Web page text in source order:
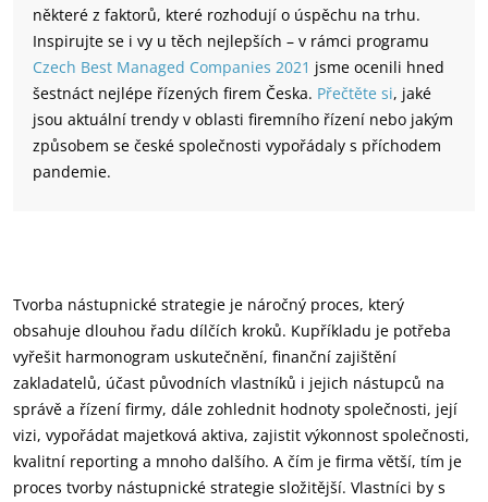
některé z faktorů, které rozhodují o úspěchu na trhu.
Inspirujte se i vy u těch nejlepších – v rámci programu
Czech Best Managed Companies 2021 jsme ocenili hned
šestnáct nejlépe řízených firem Česka. Přečtěte si, jaké
jsou aktuální trendy v oblasti firemního řízení nebo jakým
způsobem se české společnosti vypořádaly s příchodem
pandemie.
Tvorba nástupnické strategie je náročný proces, který
obsahuje dlouhou řadu dílčích kroků. Kupříkladu je potřeba
vyřešit harmonogram uskutečnění, finanční zajištění
zakladatelů, účast původních vlastníků i jejich nástupců na
správě a řízení firmy, dále zohlednit hodnoty společnosti, její
vizi, vypořádat majetková aktiva, zajistit výkonnost společnosti,
kvalitní reporting a mnoho dalšího. A čím je firma větší, tím je
proces tvorby nástupnické strategie složitější. Vlastníci by s